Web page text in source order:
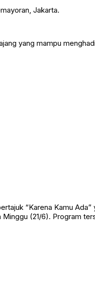
Jakarta.
yang mampu
“Karena Kamu Ada”
(21/6). Program